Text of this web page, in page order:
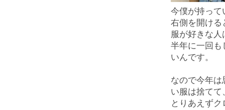
今僕が持って
右側を開ける
服が好きな
半年に一回も
いんです。
なので今年
い服は捨てて
とりあえず